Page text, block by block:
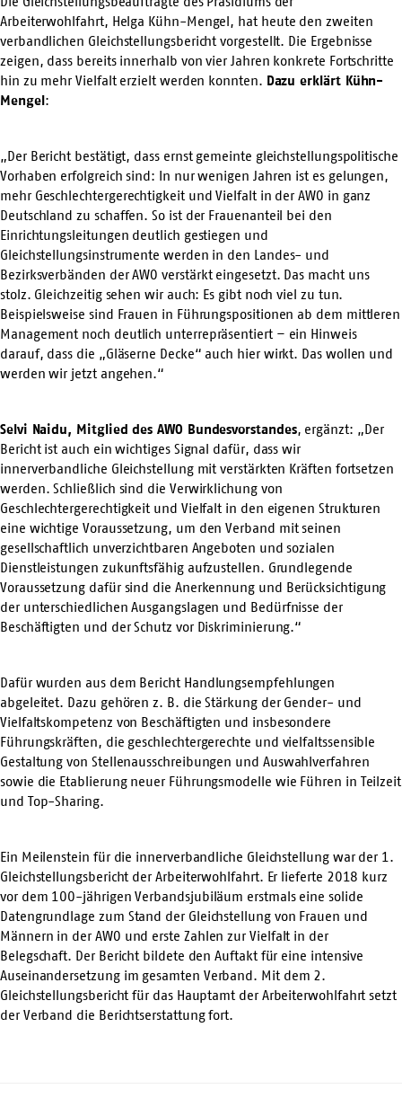
Arbeiterwohlfahrt, Helga Kühn-Mengel, hat heute denzweiten
verbandlichen Gleichstellungsbericht vorgestellt. Die Ergebnisse
zeigen, dass bereits innerhalb von vier Jahren konkrete Fortschritte
hin zu mehr Vielfalt erzielt werden konnten. Dazu erklärt Kühn-
Mengel:
„Der Bericht bestätigt, dass ernst gemeinte gleichstellungspolitische
Vorhaben erfolgreich sind: In nur wenigen Jahren ist es gelungen,
mehr Geschlechtergerechtigkeit und Vielfalt in der AWO in ganz
Deutschland zu schaffen. So ist der Frauenanteil bei den
Einrichtungsleitungen deutlich gestiegen und
Gleichstellungsinstrumente werden in den Landes- und
Bezirksverbänden der AWO verstärkt eingesetzt. Das macht uns
stolz. Gleichzeitig sehen wir auch: Es gibt noch viel zu tun.
Beispielsweise sind Frauen in Führungspositionen ab dem mittleren
Management noch deutlich unterrepräsentiert – ein Hinweis
darauf, dass die „Gläserne Decke“ auch hier wirkt. Das wollen und
werden wir jetzt angehen.“
Selvi Naidu, Mitglied des AWO Bundesvorstandes, ergänzt: „Der
Bericht ist auch ein wichtiges Signal dafür, dass wir
innerverbandliche Gleichstellung mit verstärkten Kräften fortsetzen
werden. Schließlich sind die Verwirklichung von
Geschlechtergerechtigkeit und Vielfalt in den eigenen Strukturen
eine wichtige Voraussetzung, um den Verband mit seinen
gesellschaftlich unverzichtbaren Angeboten und sozialen
Dienstleistungen zukunftsfähig aufzustellen. Grundlegende
Voraussetzung dafür sind die Anerkennung und Berücksichtigung
der unterschiedlichen Ausgangslagen und Bedürfnisse der
Beschäftigten und der Schutz vor Diskriminierung.“
Dafür wurden aus dem Bericht Handlungsempfehlungen
abgeleitet. Dazu gehören z. B. die Stärkung der Gender- und
Vielfaltskompetenz von Beschäftigten und insbesondere
Führungskräften, die geschlechtergerechte und vielfaltssensible
Gestaltung von Stellenausschreibungen und Auswahlverfahren
sowie die Etablierung neuer Führungsmodelle wie Führen in Teilzeit
und Top-Sharing.
Ein Meilenstein für die innerverbandliche Gleichstellung war der 1.
Gleichstellungsbericht der Arbeiterwohlfahrt. Er lieferte 2018 kurz
vor dem 100-jährigen Verbandsjubiläum erstmals eine solide
Datengrundlage zum Stand der Gleichstellung von Frauen und
Männern in der AWO und erste Zahlen zur Vielfalt in der
Belegschaft. Der Bericht bildete den Auftakt für eine intensive
Auseinandersetzung im gesamten Verband. Mit dem 2.
Gleichstellungsbericht für das Hauptamt der Arbeiterwohlfahrt setzt
der Verband die Berichtserstattung fort.